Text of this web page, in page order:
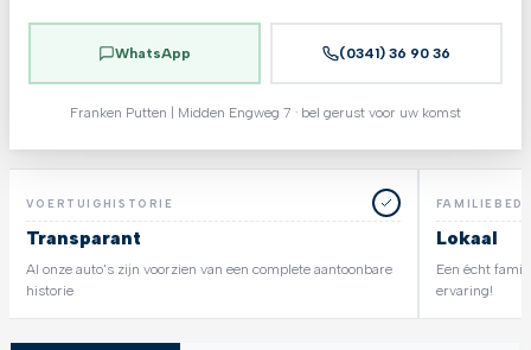
WhatsApp (0341) 36 90 36
Franken Putten | Midden Engweg 7 · bel gerust voor uw komst
VOERTUIGHISTORIE
Transparant
Al onze auto's zijn voorzien van een complete aantoonbare
historie
Lokaal
Een écht
ervaring!